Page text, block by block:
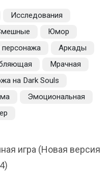
Исследования
Юмор
Аркады
Мрачная
на Dark Souls
Эмоциональная
игра (Новая версия